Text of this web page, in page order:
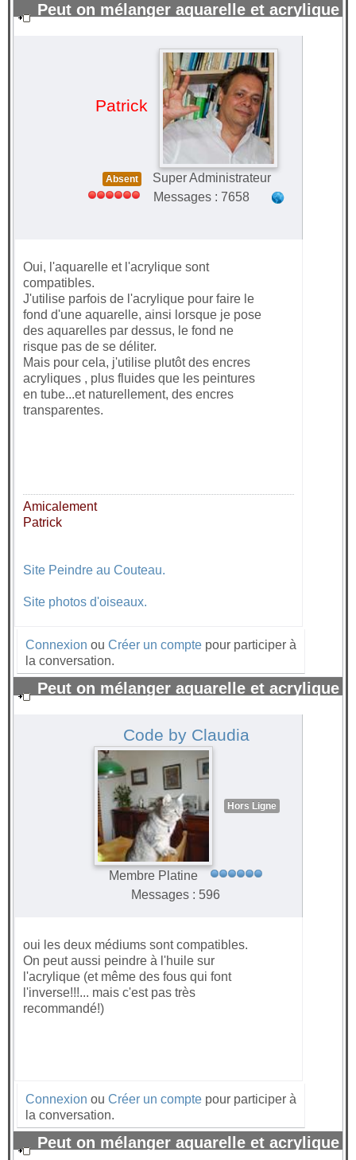
Peut on mélanger aquarelle et acrylique
Patrick
Absent
Super Administrateur
Messages : 7658
Oui, l'aquarelle et l'acrylique sont
compatibles.
J'utilise parfois de l'acrylique pour faire le
fond d'une aquarelle, ainsi lorsque je pose
des aquarelles par dessus, le fond ne
risque pas de se déliter.
Mais pour cela, j'utilise plutôt des encres
acryliques , plus fluides que les peintures
en tube...et naturellement, des encres
transparentes.
Amicalement
Patrick
Site Peindre au Couteau.
Site photos d'oiseaux.
Connexion ou Créer un compte pour participer à
la conversation.
Peut on mélanger aquarelle et acrylique
Code by Claudia
Hors Ligne
Membre Platine
Messages : 596
oui les deux médiums sont compatibles.
On peut aussi peindre à l'huile sur
l'acrylique (et même des fous qui font
l'inverse!!!... mais c'est pas très
recommandé!)
Connexion ou Créer un compte pour participer à
la conversation.
Peut on mélanger aquarelle et acrylique